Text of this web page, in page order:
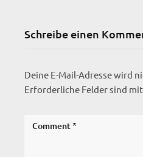
Schreibe einen
Deine E-Mail-Adresse wird
Erforderliche Felder sind mit